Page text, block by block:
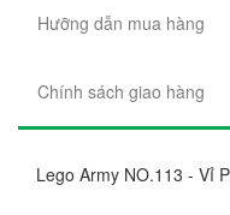
Hưỡng dẫn mua hàng
Chính sách giao hàng
Lego Army NO.113 - Vỉ